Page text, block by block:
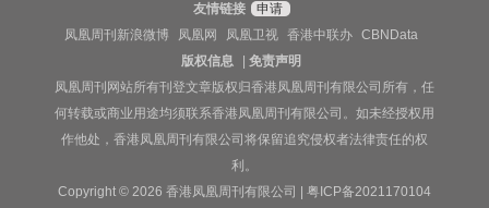
友情链接
申请
凤凰周刊新浪微博
凤凰网 凤凰卫视 香港中联办
CBNData
版权信息
|免责声明
凤凰周刊网站所有刊登文章版权归香港凤凰周刊有限公司所有，任
何转载或商业用途均须联系香港凤凰周刊有限公司。如未经授权用
作他处，香港凤凰周刊有限公司将保留追究侵权者法律责任的权
利。
Copyright © 2026 香港凤凰周刊有限公司 | 粤ICP备2021170104